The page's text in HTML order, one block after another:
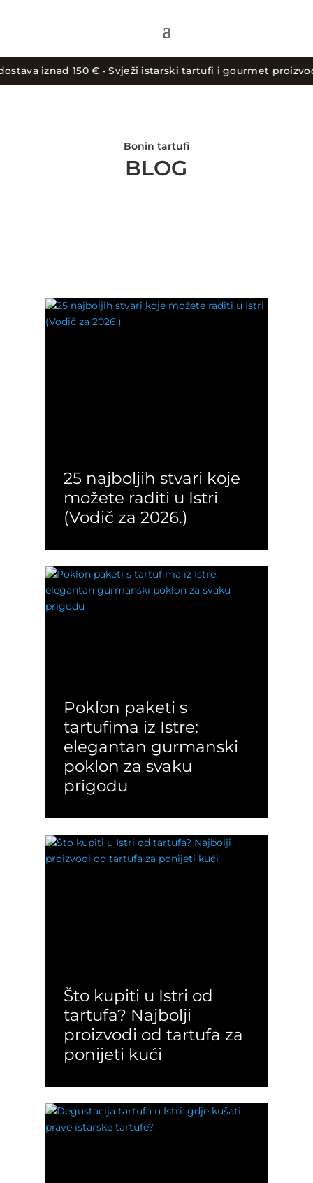
iznad 150 € • Svježi istarski tartufi i gourmet proizvodi •
Bonin tartufi
BLOG
25 najboljih stvari koje
možete raditi u Istri
(Vodič za 2026.)
Poklon paketi s
tartufima iz Istre:
elegantan gurmanski
poklon za svaku
prigodu
Što kupiti u Istri od
tartufa? Najbolji
proizvodi od tartufa za
ponijeti kući